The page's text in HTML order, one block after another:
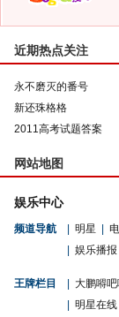
近期热点关注
永不磨灭的番号
新还珠格格
2011高考试题答案
网站地图
娱乐中心
频道导航 明星
娱乐播报
王牌栏目 大鹏嘚
明星在线